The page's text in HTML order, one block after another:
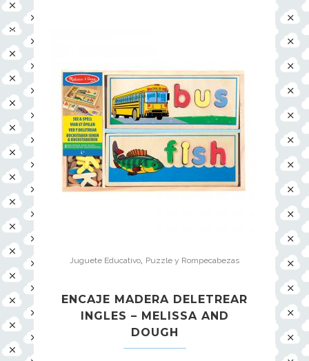
Juguete Educativo Puzzle y Rompecabezas
ENCAJE MADERA DELETREAR
INGLES – MELISSA AND
DOUGH